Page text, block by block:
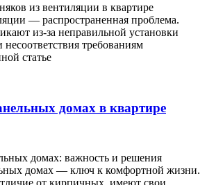
из вентиляции в квартире
— распространенная проблема.
из-за неправильной установки
требованиям
статье
домах в квартире
домах: важность и решения
домах — ключ к комфортной жизни.